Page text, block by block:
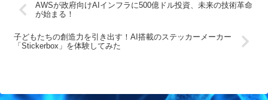
AWSが政府向けAIインフラに500億ドル投資、未来の技術革命
が始まる！
子どもたちの創造力を引き出す！AI搭載のステッカーメーカー
「Stickerbox」を体験してみた